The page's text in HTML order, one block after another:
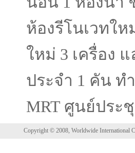
ห้องรีโนเวทใ
ใหม่ 3 เครื่อง
ประจำ 1 คัน ท
MRT ศูนย์ประ
Copyright © 2008, Worldwide International